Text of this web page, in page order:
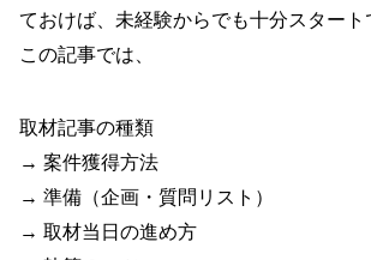
ておけば、未経験からでも十分スタート
この記事では、
取材記事の種類
→ 案件獲得方法
→ 準備（企画・質問リスト）
→ 取材当日の進め方